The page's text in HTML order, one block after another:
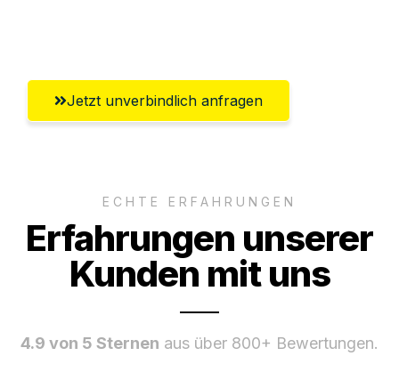
Jetzt unverbindlich anfragen
ECHTE ERFAHRUNGEN
Erfahrungen unserer
Kunden mit uns
4.9 von 5 Sternen aus über 800+ Bewertungen.